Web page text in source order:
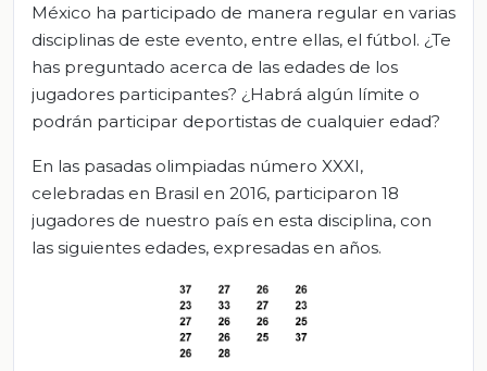
México ha participado de manera regular en varias
disciplinas de este evento, entre ellas, el fútbol. ¿Te
has preguntado acerca de las edades de los
jugadores participantes? ¿Habrá algún límite o
podrán participar deportistas de cualquier edad?
En las pasadas olimpiadas número XXXI,
celebradas en Brasil en 2016, participaron 18
jugadores de nuestro país en esta disciplina, con
las siguientes edades, expresadas en años.